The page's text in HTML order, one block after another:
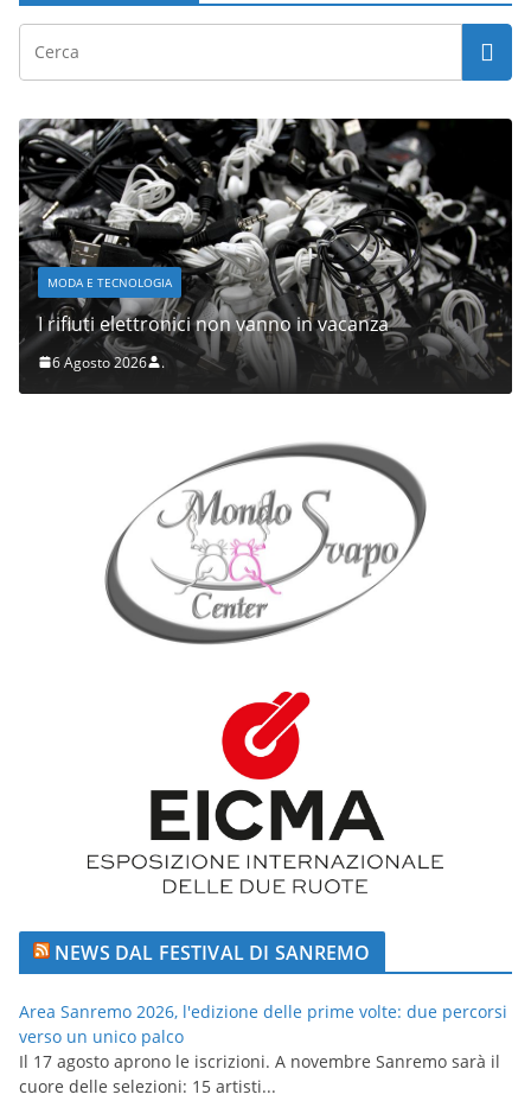
MODA E TECNOLOGIA
I rifiuti elettronici non vanno in vacanza
6 Agosto 2026 .
NEWS DAL FESTIVAL DI SANREMO
Area Sanremo 2026, l'edizione delle prime volte: due percorsi
verso un unico palco
Il 17 agosto aprono le iscrizioni. A novembre Sanremo sarà il
cuore delle selezioni: 15 artisti...